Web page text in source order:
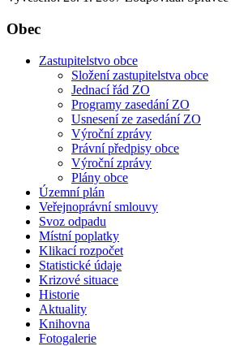
Obec
Zastupitelstvo obce
Složení zastupitelstva obce
Jednací řád ZO
Programy zasedání ZO
Usnesení ze zasedání ZO
Výroční zprávy
Právní předpisy obce
Výroční zprávy
Plány obce
Územní plán
Veřejnoprávní smlouvy
Svoz odpadu
Místní poplatky
Klikací rozpočet
Statistické údaje
Krizové situace
Historie
Aktuality
Knihovna
Fotogalerie